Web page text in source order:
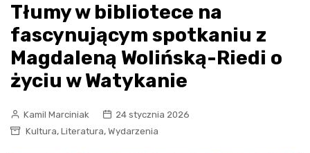
Tłumy w bibliotece na
fascynującym spotkaniu z
Magdaleną Wolińską-Riedi o
życiu w Watykanie
Kamil Marciniak
24 stycznia 2026
Kultura, Literatura, Wydarzenia